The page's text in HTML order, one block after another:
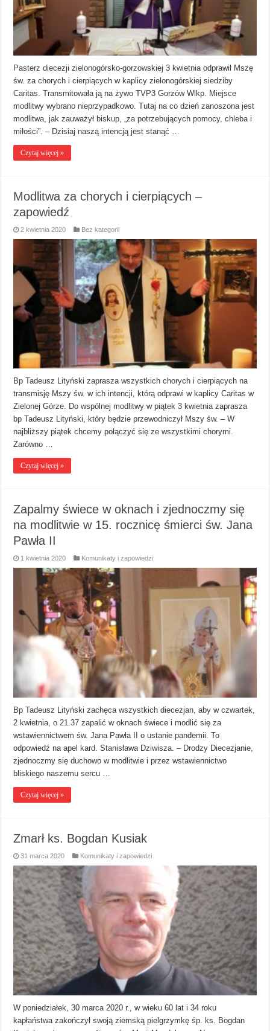
Pasterz diecezji zielonogórsko-gorzowskiej 3 kwietnia odprawił Mszę
św. za chorych i cierpiących w kaplicy zielonogórskiej siedziby
Caritas. Transmitowała ją na żywo TVP3 Gorzów Wlkp. Miejsce
modlitwy wybrano nieprzypadkowo. Tutaj na co dzień zanoszona jest
modlitwa, jak zauważył biskup, „za potrzebujących pomocy, chleba i
miłości”. – Dzisiaj naszą intencją jest stanąć …
Czytaj więcej »
Modlitwa za chorych i cierpiących –
zapowiedź
2 kwietnia 2020 Bez kategorii
Bp Tadeusz Lityński zaprasza wszystkich chorych i cierpiących na
transmisję Mszy św. w ich intencji, którą odprawi w kaplicy Caritas w
Zielonej Górze. Do wspólnej modlitwy w piątek 3 kwietnia zaprasza
bp Tadeusz Lityński, który będzie przewodniczył Mszy św. – W
najbliższy piątek chcemy połączyć się ze wszystkimi chorymi.
Zarówno …
Czytaj więcej »
Zapalmy świece w oknach i zjednoczmy się
na modlitwie w 15. rocznicę śmierci św. Jana
Pawła II
1 kwietnia 2020 Komunikaty i zapowiedzi
Bp Tadeusz Lityński zachęca wszystkich diecezjan, aby w czwartek,
2 kwietnia, o 21.37 zapalić w oknach świece i modlić się za
wstawiennictwem św. Jana Pawła II o ustanie pandemii. To
odpowiedź na apel kard. Stanisława Dziwisza. – Drodzy Diecezjanie,
zjednoczmy się duchowo w modlitwie i przez wstawiennictwo
bliskiego naszemu sercu …
Czytaj więcej »
Zmarł ks. Bogdan Kusiak
31 marca 2020 Komunikaty i zapowiedzi
W poniedziałek, 30 marca 2020 r., w wieku 60 lat i 34 roku
kapłaństwa zakończył swoją ziemską pielgrzymkę śp. ks. Bogdan